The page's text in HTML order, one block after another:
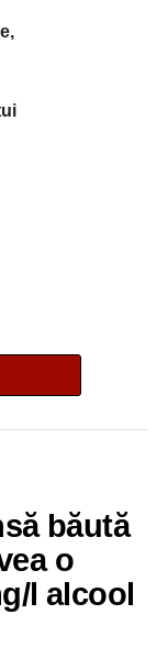
băută
o
l alcool